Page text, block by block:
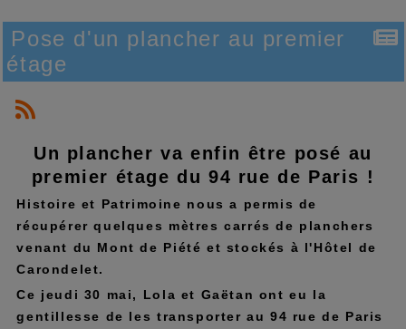
Pose d'un plancher au premier
étage
Un plancher va enfin être posé au
premier étage du 94 rue de Paris !
Histoire et Patrimoine nous a permis de
récupérer quelques mètres carrés de planchers
venant du Mont de Piété et stockés à l'Hôtel de
Carondelet.
Ce jeudi 30 mai, Lola et Gaëtan ont eu la
gentillesse de les transporter au 94 rue de Paris